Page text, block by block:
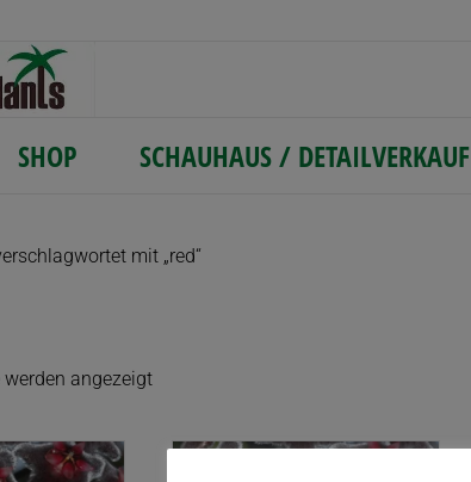
SHOP SCHAUHAUS / DETAILVERKAUF
mit „red“
angezeigtNach